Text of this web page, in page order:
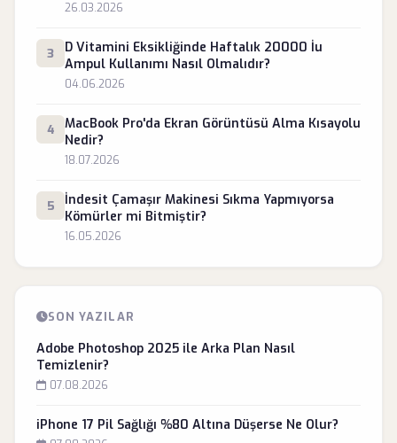
26.03.2026
3
D Vitamini Eksikliğinde Haftalık 20000 İu
Ampul Kullanımı Nasıl Olmalıdır?
04.06.2026
4
MacBook Pro'da Ekran Görüntüsü Alma Kısayolu
Nedir?
18.07.2026
5
İndesit Çamaşır Makinesi Sıkma Yapmıyorsa
Kömürler mi Bitmiştir?
16.05.2026
SON YAZILAR
Adobe Photoshop 2025 ile Arka Plan Nasıl
Temizlenir?
07.08.2026
iPhone 17 Pil Sağlığı %80 Altına Düşerse Ne Olur?